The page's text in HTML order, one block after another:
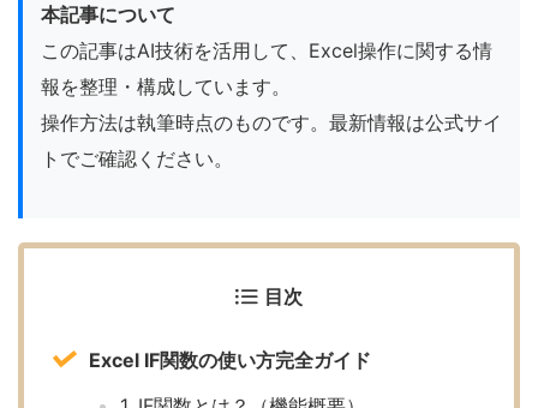
本記事について
この記事はAI技術を活用して、Excel操作に関する情
報を整理・構成しています。
操作方法は執筆時点のものです。最新情報は公式サイ
トでご確認ください。
目次
Excel IF関数の使い方完全ガイド